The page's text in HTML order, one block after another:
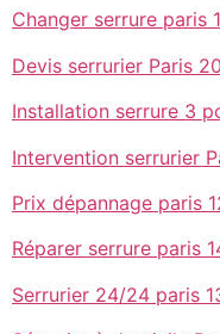
Changer serrure paris
Devis serrurier Paris
Installation serrure 3
Intervention serrurier
Prix dépannage paris
Réparer serrure paris
Serrurier 24/24 paris